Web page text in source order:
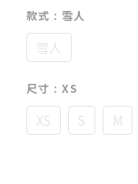
款式 : 雪人
雪人
尺寸 : XS
XS S M